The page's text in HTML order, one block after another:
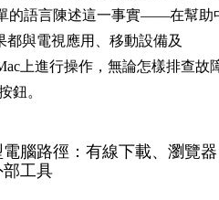
的語言陳述這一事實——在幫助
都與電視應用、移動設備及
上進行操作，無論怎樣排查故
鈕。
腦路徑：有線下載、瀏覽器
工具